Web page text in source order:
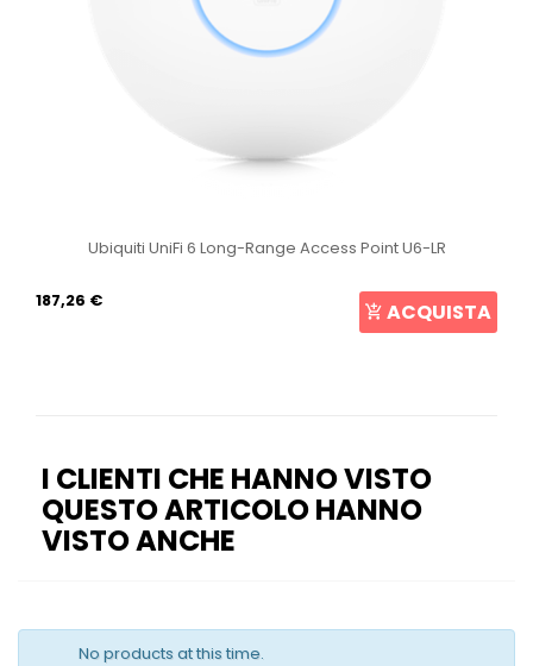
Ubiquiti UniFi 6 Long-Range Access Point U6-LR
187,26 € ACQUISTA
I CLIENTI CHE HANNO VISTO
QUESTO ARTICOLO HANNO
VISTO ANCHE
No products at this time.